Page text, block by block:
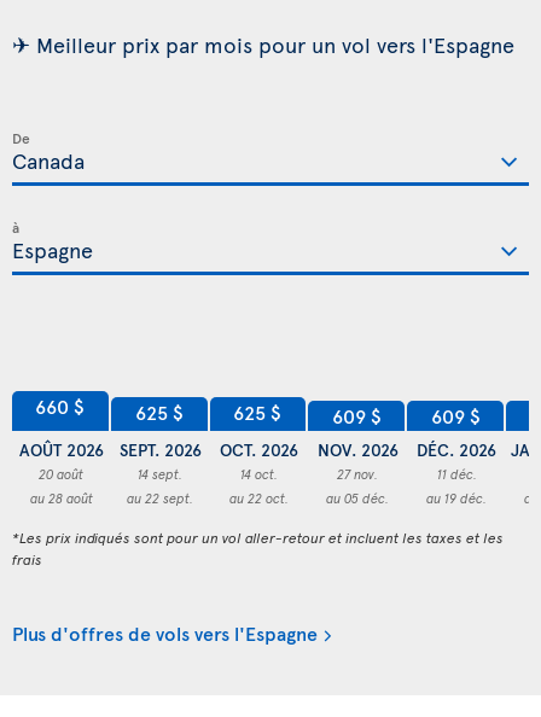
✈ Meilleur prix par mois pour un vol vers l'Espagne
De
à
660 $
AOÛT 2026
20 août
au 28 août
625 $
SEPT. 2026
14 sept.
au 22 sept.
625 $
OCT. 2026
14 oct.
au 22 oct.
609 $
NOV. 2026
27 nov.
au 05 déc.
609 $
DÉC. 2026
11 déc.
au 19 déc.
*Les prix indiqués sont pour un vol aller-retour et incluent les taxes et les
frais
Plus d'offres de vols vers l'Espagne